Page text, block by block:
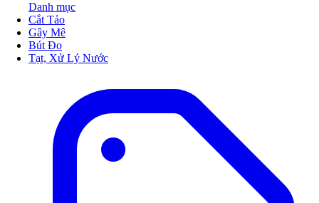
Danh mục
Cắt Tảo
Gây Mê
Bút Đo
Tạt, Xử Lý Nước